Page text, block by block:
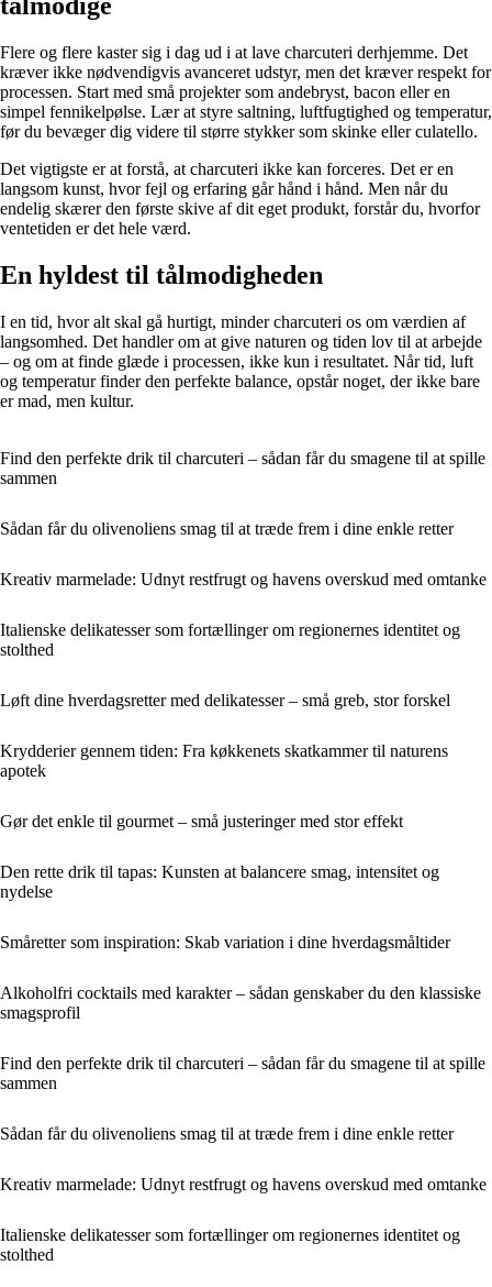
Flere og flere kaster sig i dag ud i at lave charcuteri derhjemme. Det
kræver ikke nødvendigvis avanceret udstyr, men det kræver respekt for
processen. Start med små projekter som andebryst, bacon eller en
simpel fennikelpølse. Lær at styre saltning, luftfugtighed og temperatur,
før du bevæger dig videre til større stykker som skinke eller culatello.
Det vigtigste er at forstå, at charcuteri ikke kan forceres. Det er en
langsom kunst, hvor fejl og erfaring går hånd i hånd. Men når du
endelig skærer den første skive af dit eget produkt, forstår du, hvorfor
ventetiden er det hele værd.
En hyldest til tålmodigheden
I en tid, hvor alt skal gå hurtigt, minder charcuteri os om værdien af
langsomhed. Det handler om at give naturen og tiden lov til at arbejde
– og om at finde glæde i processen, ikke kun i resultatet. Når tid, luft
og temperatur finder den perfekte balance, opstår noget, der ikke bare
er mad, men kultur.
Find den perfekte drik til charcuteri – sådan får du smagene til at spille
sammen
Sådan får du olivenoliens smag til at træde frem i dine enkle retter
Kreativ marmelade: Udnyt restfrugt og havens overskud med omtanke
Italienske delikatesser som fortællinger om regionernes identitet og
stolthed
Løft dine hverdagsretter med delikatesser – små greb, stor forskel
Krydderier gennem tiden: Fra køkkenets skatkammer til naturens
apotek
Gør det enkle til gourmet – små justeringer med stor effekt
Den rette drik til tapas: Kunsten at balancere smag, intensitet og
nydelse
Småretter som inspiration: Skab variation i dine hverdagsmåltider
Alkoholfri cocktails med karakter – sådan genskaber du den klassiske
smagsprofil
Find den perfekte drik til charcuteri – sådan får du smagene til at spille
sammen
Sådan får du olivenoliens smag til at træde frem i dine enkle retter
Kreativ marmelade: Udnyt restfrugt og havens overskud med omtanke
Italienske delikatesser som fortællinger om regionernes identitet og
stolthed